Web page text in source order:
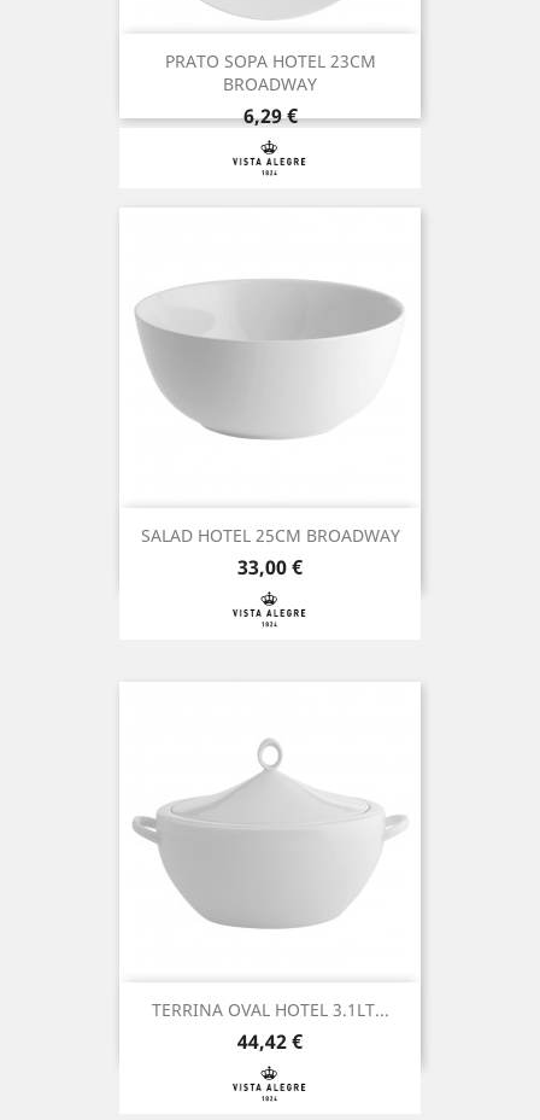
PRATO SOPA HOTEL 23CM
BROADWAY
Preço
6,29 €
SALAD HOTEL 25CM BROADWAY
Preço
33,00 €
TERRINA OVAL HOTEL 3.1LT...
Preço
44,42 €